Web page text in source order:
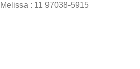
Melissa : 11 97038-5915